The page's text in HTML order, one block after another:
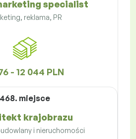
specialist
reklama, PR
- 12 044 PLN
468. miejsce
krajobrazu
i nieruchomości